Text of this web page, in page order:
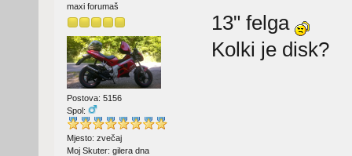
maxi forumaš
Postova: 5156
Spol:
Mjesto: zvečaj
Moj Skuter: gilera dna
13" felga
Kolki je disk?